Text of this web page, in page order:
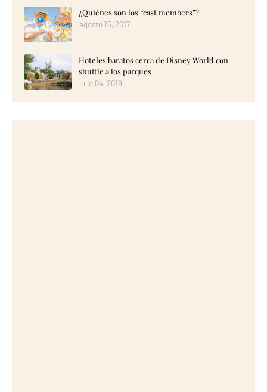
¿Quiénes son los “cast members”?
agosto 15, 2017
Hoteles baratos cerca de Disney World con
shuttle a los parques
julio 04, 2019